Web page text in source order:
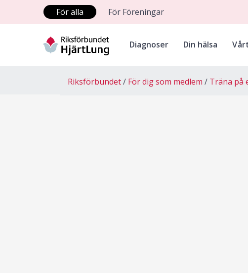
För alla För Föreningar
Diagnoser Din hälsa
Riksförbundet För dig som medlem Träna på